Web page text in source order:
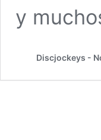
y
Discjockeys -